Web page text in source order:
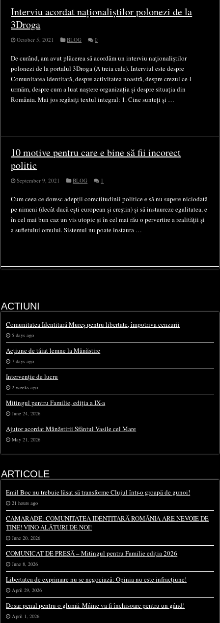
Interviu acordat naționaliștilor polonezi de la
3Droga
October 5, 2021 BLOG 0
De curând, am avut plăcerea să acordăm un interviu naționaliștilor
polonezi de la portalul 3Droga (A treia cale). Interviul este despre
Comunitatea Identitară, despre activitatea noastră, despre crezul ce-l
urmăm, despre cum a luat naștere organizația și despre situația din
România. Mai jos regăsiți textul integral: 1. Cine sunteți și …
10 motive pentru care e bine să fii incorect
politic
September 9, 2021 BLOG 1
Cum ceea ce doresc adepții corectitudinii politice e să nu supere niciodată
pe nimeni (decât dacă ești european și creștin) și să instaureze egalitatea, e
în cel mai bun caz un vis utopic și în cel mai rău o pervertire a realității și
a sufletului omului. Sistemul nu poate instaura …
ACTIUNI
Comunitatea Identitară Mureș pentru libertate, împotriva cenzurii
5 days ago
Acțiune de tăiat lemne la Mănăstire
7 days ago
Intervenție de lucru
2 weeks ago
Mitingul pentru Familie, ediția a IX-a
June 24, 2026
Ajutor acordat Mănăstirii Sfântul Vasile cel Mare
May 21, 2026
ARTICOLE
Emil Boc nu trebuie lăsat să transforme Clujul într-o groapă de gunoi!
21 hours ago
CAMARADE: COMUNITATEA IDENTITARĂ ROMÂNIA ARE NEVOIE DE
TINE! VINO ALĂTURI DE NOI!
June 20, 2026
COMUNICAT DE PRESĂ – Mitingul pentru Familie ediția 2026
June 8, 2026
Libertatea de exprimare nu se negociază: Opinia nu este infracțiune!
April 29, 2026
Dosar penal pentru o glumă. Mâine va fi închisoare pentru un gând!
April 1, 2026